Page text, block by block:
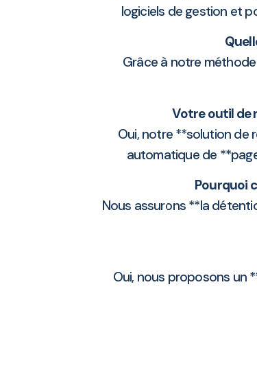
logiciels de gestion et
Grâce à notre
Votre outil de
Oui, notre **solution de
automatique de
Pourquoi
Nous assurons **la
Oui, nous proposons un